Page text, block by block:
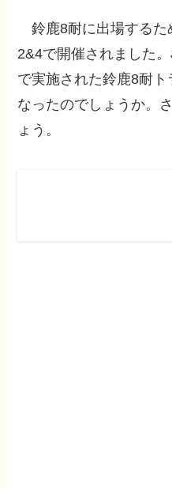
鈴鹿8耐に出場するた
2&4で開催されました
で実施された鈴鹿8耐
なったのでしょうか。
ょう。